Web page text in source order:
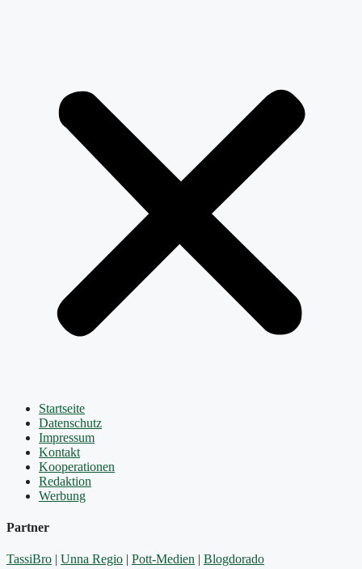
Startseite
Datenschutz
Impressum
Kontakt
Kooperationen
Redaktion
Werbung
Partner
TassiBro | Unna Regio | Pott-Medien | Blogdorado